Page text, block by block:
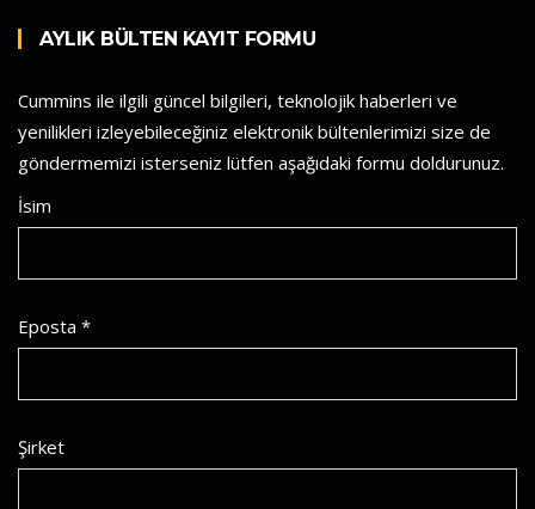
AYLIK BÜLTEN KAYIT FORMU
Cummins ile ilgili güncel bilgileri, teknolojik haberleri ve
yenilikleri izleyebileceğiniz elektronik bültenlerimizi size de
göndermemizi isterseniz lütfen aşağıdaki formu doldurunuz.
İsim
Eposta *
Şirket